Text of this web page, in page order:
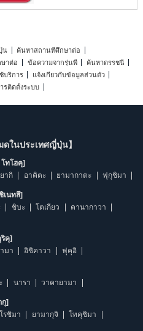
น
ค้นหาสถานที่ศึกษาต่อ
าต่อ
ข้อความจากรุ่นพี่
ค้นหาดรรชนี
บริการ
แจ้งเกี่ยวกับข้อมูลส่วนตัว
รติดตั้งระบบ
ดในประเทศญี่ปุ่น】
ทโฮคุ]
ากิ อาคิตะ ยามากาตะ ฟุกุชิมา
เนทสึ]
ชิบะ โตเกียว
คานากาวา
คุ]
มา อิชิคาวา ฟุคุอิ
นารา วาคายามา
]
รชิมา ยามากุจิ
โทคุชิมา